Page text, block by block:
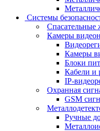
Системы
Спасательные
Камеры
Камеры
Блоки
Кабели и
IP-
Охранная
GSM
Ручные